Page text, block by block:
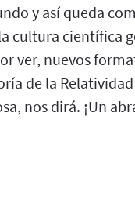
y así queda
cultura científica
ver, nuevos
de la
nos dirá. ¡Un